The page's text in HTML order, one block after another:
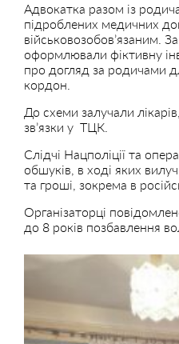
Адвокатка разом із
підроблених медичних
військовозобов’язаним.
оформлювали фіктивну
про догляд за родичами
кордон.
До схеми залучали
зв’язки у ТЦК.
Слідчі Нацполіції та
обшуків, в ході яких
та гроші, зокрема в
Організаторці
до 8 років позбавлення